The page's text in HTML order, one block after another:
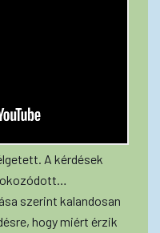
A kérdések
szerint kalandosan
hogy miért érzik